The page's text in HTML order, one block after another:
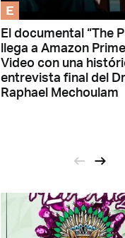
E
El documental “The
llega a Amazon Prime
Video con una
entrevista final del
Raphael Mechoulam